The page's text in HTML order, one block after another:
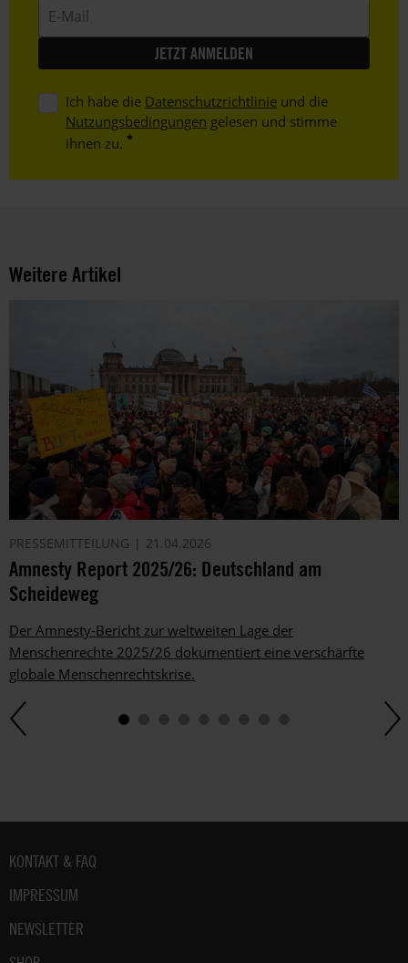
Mail
Ich habe die Datenschutzrichtlinie und die
Nutzungsbedingungen gelesen und stimme
ihnen zu.
Weitere Artikel
PRESSEMITTEILUNG 21.04.2026
Amnesty Report 2025/26: Deutschland am
Scheideweg
Der Amnesty-Bericht zur weltweiten Lage der
Menschenrechte 2025/26 dokumentiert eine verschärfte
globale Menschenrechtskrise.
Fußbereich
KONTAKT & FAQ
IMPRESSUM
NEWSLETTER